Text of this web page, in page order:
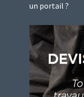
un portail ?